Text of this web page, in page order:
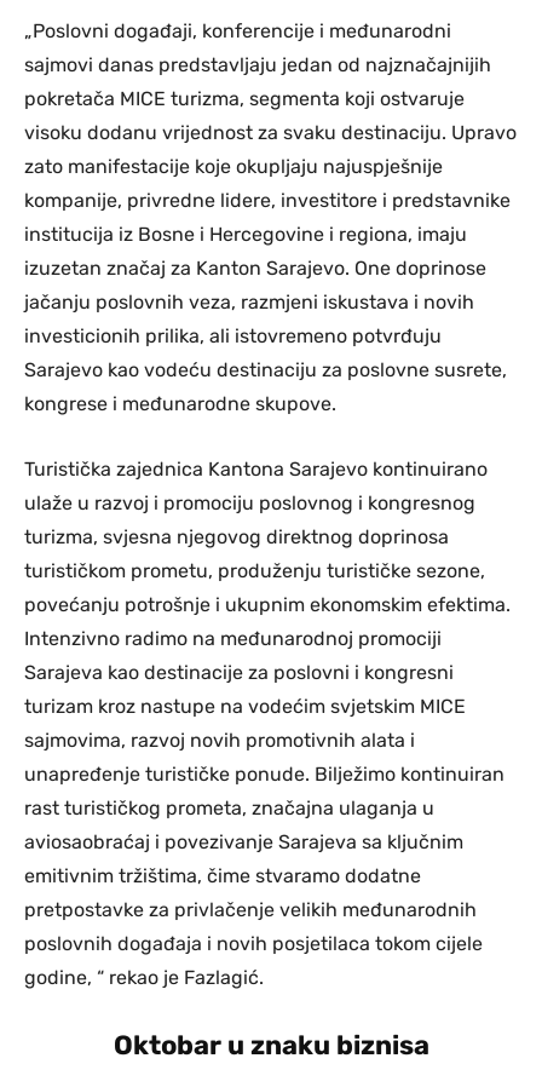
„Poslovni događaji, konferencije i međunarodni
sajmovi danas predstavljaju jedan od najznačajnijih
pokretača MICE turizma, segmenta koji ostvaruje
visoku dodanu vrijednost za svaku destinaciju. Upravo
zato manifestacije koje okupljaju najuspješnije
kompanije, privredne lidere, investitore i predstavnike
institucija iz Bosne i Hercegovine i regiona, imaju
izuzetan značaj za Kanton Sarajevo. One doprinose
jačanju poslovnih veza, razmjeni iskustava i novih
investicionih prilika, ali istovremeno potvrđuju
Sarajevo kao vodeću destinaciju za poslovne susrete,
kongrese i međunarodne skupove.
Turistička zajednica Kantona Sarajevo kontinuirano
ulaže u razvoj i promociju poslovnog i kongresnog
turizma, svjesna njegovog direktnog doprinosa
turističkom prometu, produženju turističke sezone,
povećanju potrošnje i ukupnim ekonomskim efektima.
Intenzivno radimo na međunarodnoj promociji
Sarajeva kao destinacije za poslovni i kongresni
turizam kroz nastupe na vodećim svjetskim MICE
sajmovima, razvoj novih promotivnih alata i
unapređenje turističke ponude. Bilježimo kontinuiran
rast turističkog prometa, značajna ulaganja u
aviosaobraćaj i povezivanje Sarajeva sa ključnim
emitivnim tržištima, čime stvaramo dodatne
pretpostavke za privlačenje velikih međunarodnih
poslovnih događaja i novih posjetilaca tokom cijele
godine, “ rekao je Fazlagić.
Oktobar u znaku biznisa